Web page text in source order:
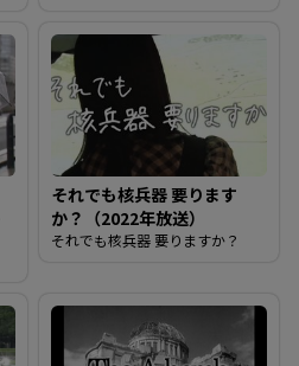
それでも核兵器 要ります
か？（2022年放送）
それでも核兵器 要りますか？